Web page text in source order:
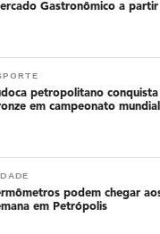
Gastronômico a
petropolitano
em campeonato
podem chegar
em Petrópolis